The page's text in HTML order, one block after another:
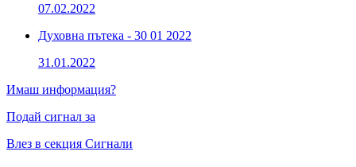
07.02.2022
Духовна пътека - 30 01 2022
31.01.2022
Имаш информация?
Подай сигнал за
Влез в секция Сигнали